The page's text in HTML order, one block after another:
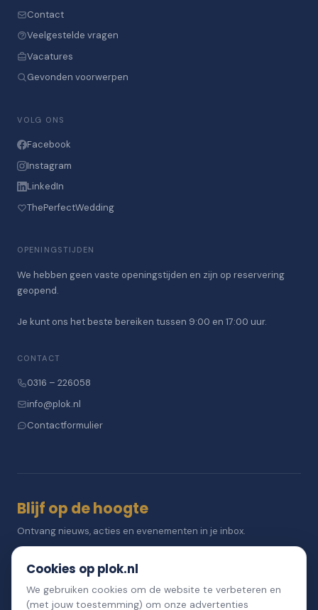
Contact
Veelgestelde vragen
Vacatures
Gevonden voorwerpen
VOLG ONS
Facebook
Instagram
LinkedIn
ThePerfectWedding
OPENINGSTIJDEN
We hebben geen vaste openingstijden en zijn op reservering
geopend.
Je kunt ons het beste bereiken tussen 9:00 en 17:00 uur.
CONTACT
0316 – 226058
info@plok.nl
Contactformulier
Blijf op de hoogte
Ontvang nieuws, acties en evenementen in je inbox.
Aanmelden
Cookies op plok.nl
We gebruiken cookies om de website te verbeteren en
(met jouw toestemming) om onze advertenties